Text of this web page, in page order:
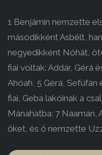
1 Benjámin nemzette
másodikként Asbélt,
negyedikként Nóhát,
fiai voltak: Addár, Gérá
Ahóah, 5 Gérá, Sefúfán
fiai, Geba lakóinak a
Mánahatba: 7 Naamán,
őket, és ő nemzette